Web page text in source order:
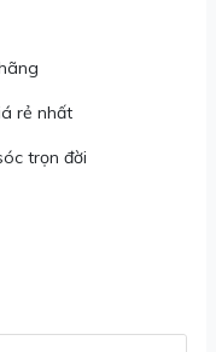
rẻ nhất
trọn đời